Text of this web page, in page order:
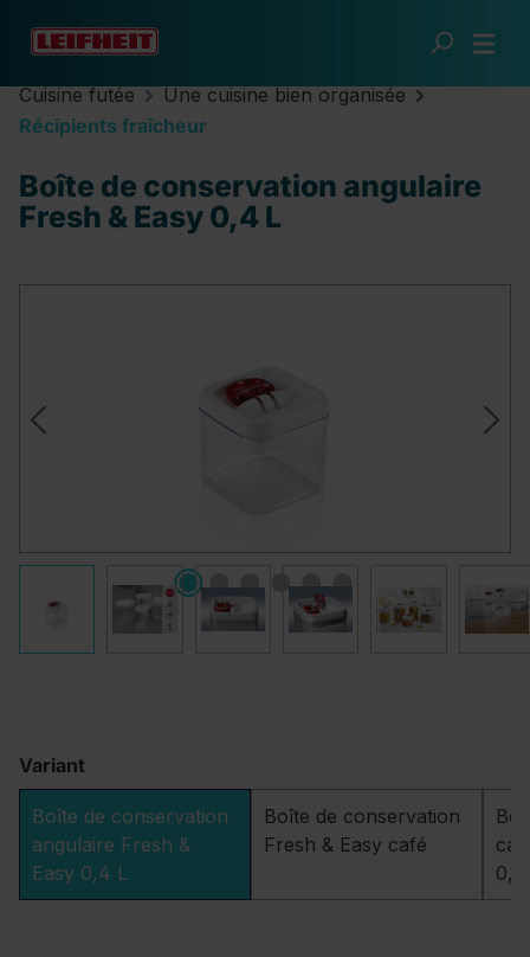
Passer au contenu principal
Cuisine futée
Une cuisine bien organisée
Récipients fraîcheur
Boîte de conservation angulaire
Fresh & Easy 0,4 L
Variant
Boîte de conservation
angulaire Fresh &
Easy 0,4 L
Boîte de conservation
Fresh & Easy café
0,8